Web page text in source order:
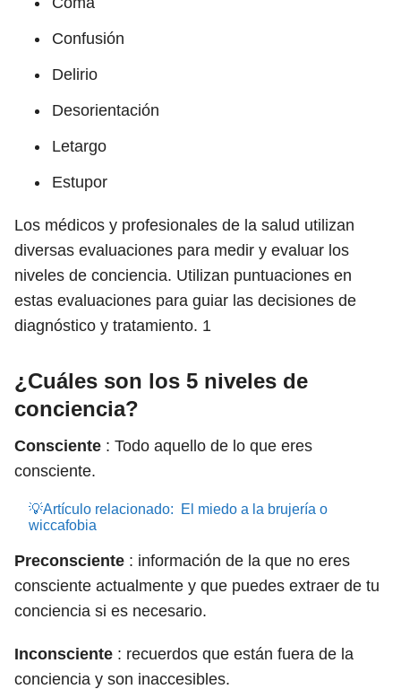
Confusión
Delirio
Desorientación
Letargo
Estupor
Los médicos y profesionales de la salud utilizan
diversas evaluaciones para medir y evaluar los
niveles de conciencia. Utilizan puntuaciones en
estas evaluaciones para guiar las decisiones de
diagnóstico y tratamiento. 1
¿Cuáles son los 5 niveles de
conciencia?
Consciente : Todo aquello de lo que eres
consciente.
💡Artículo relacionado:
El miedo a la brujería o
wiccafobia
Preconsciente : información de la que no eres
consciente actualmente y que puedes extraer de tu
conciencia si es necesario.
Inconsciente : recuerdos que están fuera de la
conciencia y son inaccesibles.